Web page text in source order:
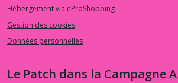
Hébergement via eProShopping
Gestion des cookies
Données personnelles
Le Patch dans la Campagne